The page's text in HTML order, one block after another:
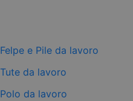
Felpe e Pile da lavoro
Tute da lavoro
Polo da lavoro